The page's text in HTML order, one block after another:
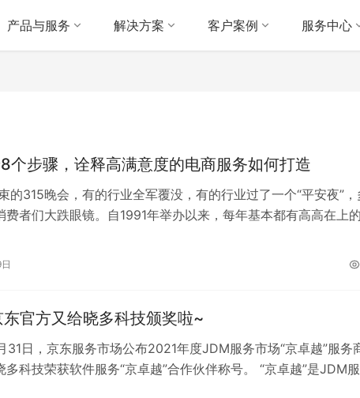
产品与服务 解决方案 客户案例 服务中心
个步骤，诠释高满意度的电商服务如何打造
的315晚会，有的行业全军覆没，有的行业过了一个“平安夜”，
费者们大跌眼镜。自1991年举办以来，每年基本都有高高在上
官方又给晓多科技颁奖啦~
31日，京东服务市场公布2021年度JDM服务市场“京卓越”服务
多科技荣获软件服务“京卓越”合作伙伴称号。 “京卓越”是JDM服